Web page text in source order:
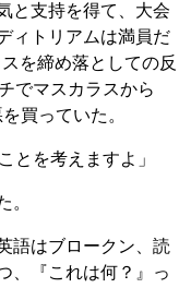
と支持を得て、大会
ィトリアムは満員だ
を締め落としての反
でマスカラスから
買っていた。
とを考えますよ」
。
語はブロークン、読
、『これは何？』っ